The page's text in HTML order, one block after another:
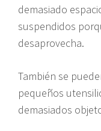
demasiado
suspendidos
desaprovecha.
También se
pequeños
demasiados